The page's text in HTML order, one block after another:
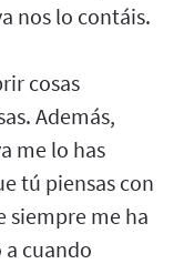
nos lo contáis.
cosas
Además,
me lo has
tú piensas con
siempre me ha
cuando